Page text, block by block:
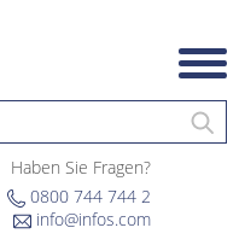
Haben Sie Fragen?
0800 744 744 2
info@infos.com